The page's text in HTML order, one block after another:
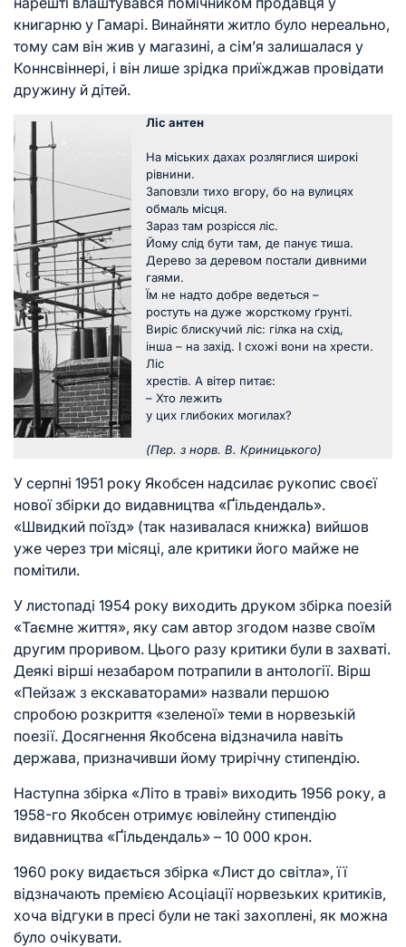
книгарню у Гамарі. Винайняти житло було нереально,
тому сам він жив у магазині, а сім’я залишалася у
Коннсвіннері, і він лише зрідка приїжджав провідати
дружину й дітей.
Ліс антен
На міських дахах розляглися широкі
рівнини.
Заповзли тихо вгору, бо на вулицях
обмаль місця.
Зараз там розрісся ліс.
Йому слід бути там, де панує тиша.
Дерево за деревом постали дивними
гаями.
Їм не надто добре ведеться –
ростуть на дуже жорсткому ґрунті.
Виріс блискучий ліс: гілка на схід,
інша – на захід. І схожі вони на хрести.
Ліс
хрестів. А вітер питає:
– Хто лежить
у цих глибоких могилах?
(Пер. з норв. В. Криницького)
У серпні 1951 року Якобсен надсилає рукопис своєї
нової збірки до видавництва «Ґільдендаль».
«Швидкий поїзд» (так називалася книжка) вийшов
уже через три місяці, але критики його майже не
помітили.
У листопаді 1954 року виходить друком збірка поезій
«Таємне життя», яку сам автор згодом назве своїм
другим проривом. Цього разу критики були в захваті.
Деякі вірші незабаром потрапили в антології. Вірш
«Пейзаж з екскаваторами» назвали першою
спробою розкриття «зеленої» теми в норвезькій
поезії. Досягнення Якобсена відзначила навіть
держава, призначивши йому трирічну стипендію.
Наступна збірка «Літо в траві» виходить 1956 року, а
1958-го Якобсен отримує ювілейну стипендію
видавництва «Ґільдендаль» – 10 000 крон.
1960 року видається збірка «Лист до світла», її
відзначають премією Асоціації норвезьких критиків,
хоча відгуки в пресі були не такі захоплені, як можна
було очікувати.